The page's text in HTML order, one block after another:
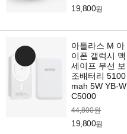
19,800원
아틀라스 M 아
이폰 갤럭시 맥
세이프 무선 보
조배터리 5100
mah 5W YB-W
C5000
44,800원
19,800원